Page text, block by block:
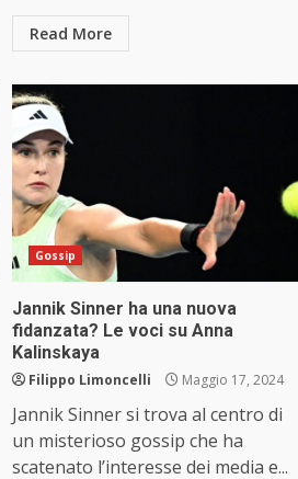
Read More
Gossip
Jannik Sinner ha una nuova
fidanzata? Le voci su Anna
Kalinskaya
Filippo Limoncelli Maggio 17, 2024
Jannik Sinner si trova al centro di
un misterioso gossip che ha
scatenato l’interesse dei media e...